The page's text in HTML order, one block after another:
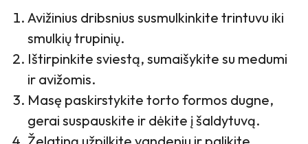
Avižinius dribsnius susmulkinkite trintuvu iki
smulkių trupinių.
Ištirpinkite sviestą, sumaišykite su medumi
ir avižomis.
Masę paskirstykite torto formos dugne,
gerai suspauskite ir dėkite į šaldytuvą.